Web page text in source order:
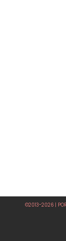
©2013-2026 |